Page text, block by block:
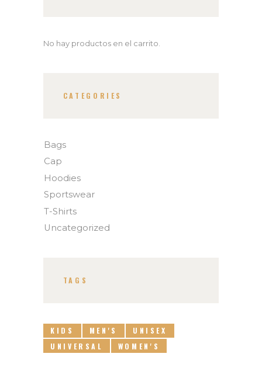
No hay productos en el carrito.
CATEGORIES
Bags
Cap
Hoodies
Sportswear
T-Shirts
Uncategorized
TAGS
KIDS MEN'S
UNISEX
UNIVERSAL
WOMEN'S